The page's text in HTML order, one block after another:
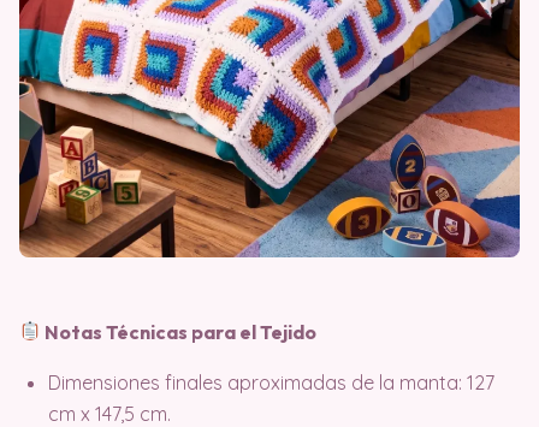
Notas Técnicas para el Tejido
Dimensiones finales aproximadas de la manta: 127
cm x 147,5 cm.